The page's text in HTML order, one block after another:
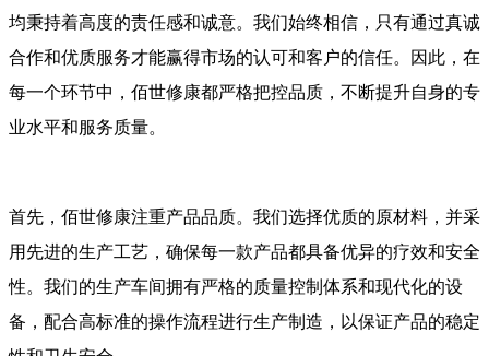
均秉持着高度的责任感和诚意。我们始终相信，只有通过真诚
合作和优质服务才能赢得市场的认可和客户的信任。因此，在
每一个环节中，佰世修康都严格把控品质，不断提升自身的专
业水平和服务质量。
首先，佰世修康注重产品品质。我们选择优质的原材料，并采
用先进的生产工艺，确保每一款产品都具备优异的疗效和安全
性。我们的生产车间拥有严格的质量控制体系和现代化的设
备，配合高标准的操作流程进行生产制造，以保证产品的稳定